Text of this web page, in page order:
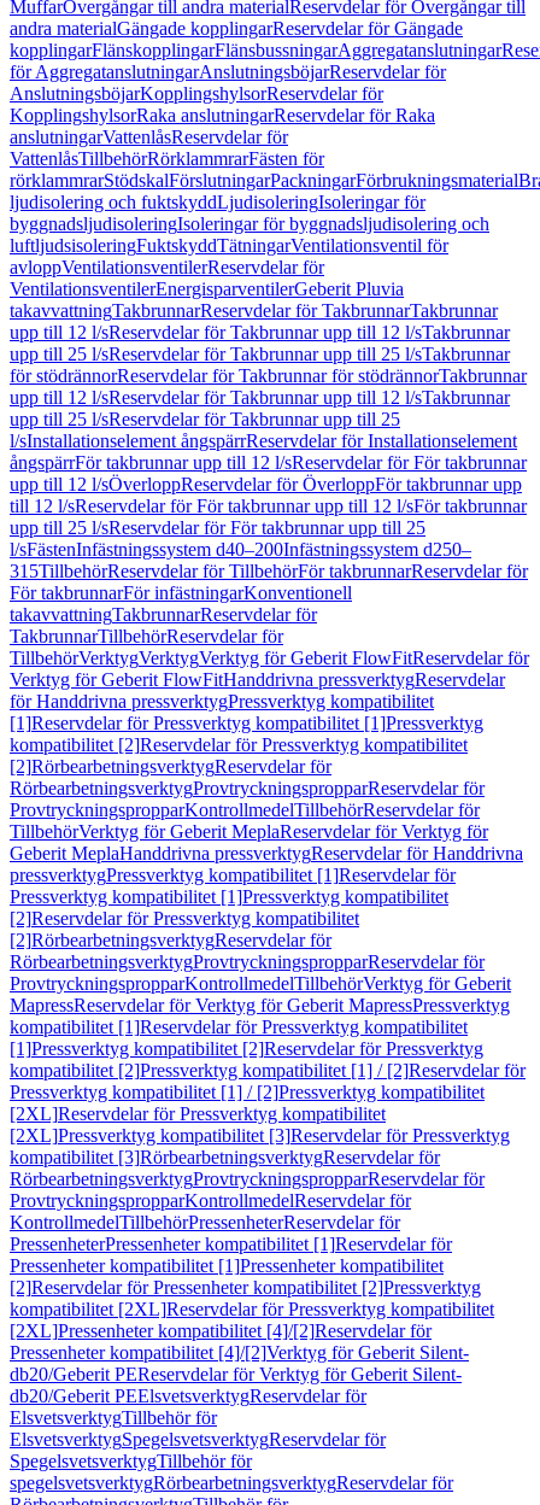
MuffarÖvergångar till andra materialReservdelar för Övergångar till
andra materialGängade kopplingarReservdelar för Gängade
kopplingarFlänskopplingarFlänsbussningarAggregatanslutningar
för AggregatanslutningarAnslutningsböjarReservdelar för
AnslutningsböjarKopplingshylsorReservdelar för
KopplingshylsorRaka anslutningarReservdelar för Raka
anslutningarVattenlåsReservdelar för
VattenlåsTillbehörRörklammrarFästen för
rörklammrarStödskalFörslutningarPackningarFörbrukningsmaterial
ljudisolering och fuktskyddLjudisoleringIsoleringar för
byggnadsljudisoleringIsoleringar för byggnadsljudisolering och
luftljudsisoleringFuktskyddTätningarVentilationsventil för
avloppVentilationsventilerReservdelar för
VentilationsventilerEnergisparventilerGeberit Pluvia
takavvattningTakbrunnarReservdelar för TakbrunnarTakbrunnar
upp till 12 l/sReservdelar för Takbrunnar upp till 12 l/sTakbrunnar
upp till 25 l/sReservdelar för Takbrunnar upp till 25 l/sTakbrunnar
för stödrännorReservdelar för Takbrunnar för stödrännorTakbrunnar
upp till 12 l/sReservdelar för Takbrunnar upp till 12 l/sTakbrunnar
upp till 25 l/sReservdelar för Takbrunnar upp till 25
l/sInstallationselement ångspärrReservdelar för Installationselement
ångspärrFör takbrunnar upp till 12 l/sReservdelar för För takbrunnar
upp till 12 l/sÖverloppReservdelar för ÖverloppFör takbrunnar upp
till 12 l/sReservdelar för För takbrunnar upp till 12 l/sFör takbrunnar
upp till 25 l/sReservdelar för För takbrunnar upp till 25
l/sFästenInfästningssystem d40–200Infästningssystem d250–
315TillbehörReservdelar för TillbehörFör takbrunnarReservdelar för
För takbrunnarFör infästningarKonventionell
takavvattningTakbrunnarReservdelar för
TakbrunnarTillbehörReservdelar för
TillbehörVerktygVerktygVerktyg för Geberit FlowFitReservdelar för
Verktyg för Geberit FlowFitHanddrivna pressverktygReservdelar
för Handdrivna pressverktygPressverktyg kompatibilitet
[1]Reservdelar för Pressverktyg kompatibilitet [1]Pressverktyg
kompatibilitet [2]Reservdelar för Pressverktyg kompatibilitet
[2]RörbearbetningsverktygReservdelar för
RörbearbetningsverktygProvtryckningspropparReservdelar för
ProvtryckningspropparKontrollmedelTillbehörReservdelar för
TillbehörVerktyg för Geberit MeplaReservdelar för Verktyg för
Geberit MeplaHanddrivna pressverktygReservdelar för Handdrivna
pressverktygPressverktyg kompatibilitet [1]Reservdelar för
Pressverktyg kompatibilitet [1]Pressverktyg kompatibilitet
[2]Reservdelar för Pressverktyg kompatibilitet
[2]RörbearbetningsverktygReservdelar för
RörbearbetningsverktygProvtryckningspropparReservdelar för
ProvtryckningspropparKontrollmedelTillbehörVerktyg för Geberit
MapressReservdelar för Verktyg för Geberit MapressPressverktyg
kompatibilitet [1]Reservdelar för Pressverktyg kompatibilitet
[1]Pressverktyg kompatibilitet [2]Reservdelar för Pressverktyg
kompatibilitet [2]Pressverktyg kompatibilitet [1] / [2]Reservdelar för
Pressverktyg kompatibilitet [1] / [2]Pressverktyg kompatibilitet
[2XL]Reservdelar för Pressverktyg kompatibilitet
[2XL]Pressverktyg kompatibilitet [3]Reservdelar för Pressverktyg
kompatibilitet [3]RörbearbetningsverktygReservdelar för
RörbearbetningsverktygProvtryckningspropparReservdelar för
ProvtryckningspropparKontrollmedelReservdelar för
KontrollmedelTillbehörPressenheterReservdelar för
PressenheterPressenheter kompatibilitet [1]Reservdelar för
Pressenheter kompatibilitet [1]Pressenheter kompatibilitet
[2]Reservdelar för Pressenheter kompatibilitet [2]Pressverktyg
kompatibilitet [2XL]Reservdelar för Pressverktyg kompatibilitet
[2XL]Pressenheter kompatibilitet [4]/[2]Reservdelar för
Pressenheter kompatibilitet [4]/[2]Verktyg för Geberit Silent-
db20/Geberit PEReservdelar för Verktyg för Geberit Silent-
db20/Geberit PEElsvetsverktygReservdelar för
ElsvetsverktygTillbehör för
ElsvetsverktygSpegelsvetsverktygReservdelar för
SpegelsvetsverktygTillbehör för
spegelsvetsverktygRörbearbetningsverktygReservdelar för